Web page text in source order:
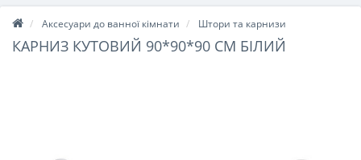
Аксесуари до ванної кімнати Штори та карнизи
КАРНИЗ КУТОВИЙ 90*90*90 СМ БІЛИЙ